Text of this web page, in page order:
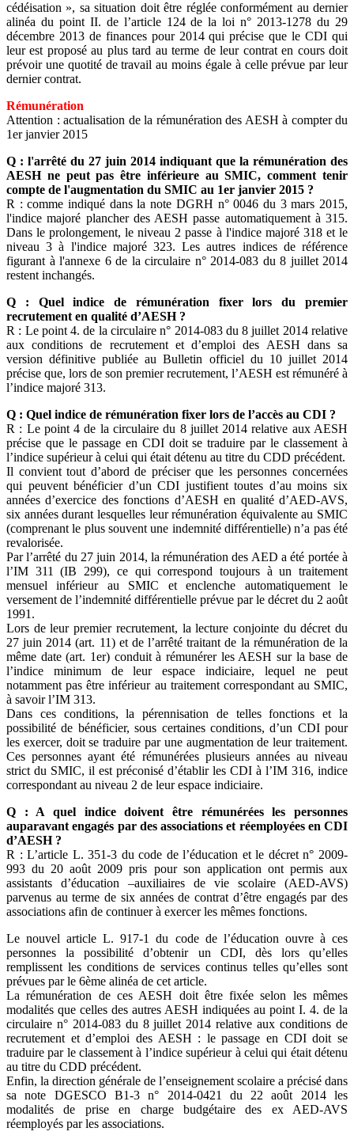
cédéisation », sa situation doit être réglée conformément au dernier
alinéa du point II. de l’article 124 de la loi n° 2013-1278 du 29
décembre 2013 de finances pour 2014 qui précise que le CDI qui
leur est proposé au plus tard au terme de leur contrat en cours doit
prévoir une quotité de travail au moins égale à celle prévue par leur
dernier contrat.
Rémunération
Attention : actualisation de la rémunération des AESH à compter du
1er janvier 2015
Q : l'arrêté du 27 juin 2014 indiquant que la rémunération des
AESH ne peut pas être inférieure au SMIC, comment tenir
compte de l'augmentation du SMIC au 1er janvier 2015 ?
R : comme indiqué dans la note DGRH n° 0046 du 3 mars 2015,
l'indice majoré plancher des AESH passe automatiquement à 315.
Dans le prolongement, le niveau 2 passe à l'indice majoré 318 et le
niveau 3 à l'indice majoré 323. Les autres indices de référence
figurant à l'annexe 6 de la circulaire n° 2014-083 du 8 juillet 2014
restent inchangés.
Q : Quel indice de rémunération fixer lors du premier
recrutement en qualité d’AESH ?
R : Le point 4. de la circulaire n° 2014-083 du 8 juillet 2014 relative
aux conditions de recrutement et d’emploi des AESH dans sa
version définitive publiée au Bulletin officiel du 10 juillet 2014
précise que, lors de son premier recrutement, l’AESH est rémunéré à
l’indice majoré 313.
Q : Quel indice de rémunération fixer lors de l’accès au CDI ?
R : Le point 4 de la circulaire du 8 juillet 2014 relative aux AESH
précise que le passage en CDI doit se traduire par le classement à
l’indice supérieur à celui qui était détenu au titre du CDD précédent.
Il convient tout d’abord de préciser que les personnes concernées
qui peuvent bénéficier d’un CDI justifient toutes d’au moins six
années d’exercice des fonctions d’AESH en qualité d’AED-AVS,
six années durant lesquelles leur rémunération équivalente au SMIC
(comprenant le plus souvent une indemnité différentielle) n’a pas été
revalorisée.
Par l’arrêté du 27 juin 2014, la rémunération des AED a été portée à
l’IM 311 (IB 299), ce qui correspond toujours à un traitement
mensuel inférieur au SMIC et enclenche automatiquement le
versement de l’indemnité différentielle prévue par le décret du 2 août
1991.
Lors de leur premier recrutement, la lecture conjointe du décret du
27 juin 2014 (art. 11) et de l’arrêté traitant de la rémunération de la
même date (art. 1er) conduit à rémunérer les AESH sur la base de
l’indice minimum de leur espace indiciaire, lequel ne peut
notamment pas être inférieur au traitement correspondant au SMIC,
à savoir l’IM 313.
Dans ces conditions, la pérennisation de telles fonctions et la
possibilité de bénéficier, sous certaines conditions, d’un CDI pour
les exercer, doit se traduire par une augmentation de leur traitement.
Ces personnes ayant été rémunérées plusieurs années au niveau
strict du SMIC, il est préconisé d’établir les CDI à l’IM 316, indice
correspondant au niveau 2 de leur espace indiciaire.
Q : A quel indice doivent être rémunérées les personnes
auparavant engagés par des associations et réemployées en CDI
d’AESH ?
R : L’article L. 351-3 du code de l’éducation et le décret n° 2009-
993 du 20 août 2009 pris pour son application ont permis aux
assistants d’éducation –auxiliaires de vie scolaire (AED-AVS)
parvenus au terme de six années de contrat d’être engagés par des
associations afin de continuer à exercer les mêmes fonctions.
Le nouvel article L. 917-1 du code de l’éducation ouvre à ces
personnes la possibilité d’obtenir un CDI, dès lors qu’elles
remplissent les conditions de services continus telles qu’elles sont
prévues par le 6ème alinéa de cet article.
La rémunération de ces AESH doit être fixée selon les mêmes
modalités que celles des autres AESH indiquées au point I. 4. de la
circulaire n° 2014-083 du 8 juillet 2014 relative aux conditions de
recrutement et d’emploi des AESH : le passage en CDI doit se
traduire par le classement à l’indice supérieur à celui qui était détenu
au titre du CDD précédent.
Enfin, la direction générale de l’enseignement scolaire a précisé dans
sa note DGESCO B1-3 n° 2014-0421 du 22 août 2014 les
modalités de prise en charge budgétaire des ex AED-AVS
réemployés par les associations.